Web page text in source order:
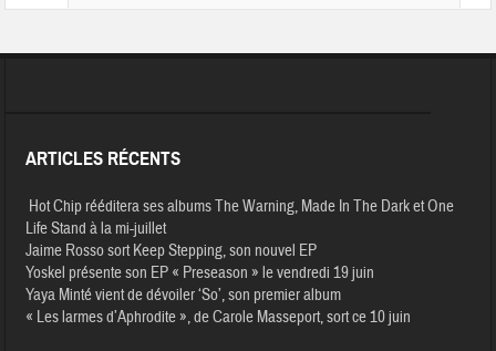
ARTICLES RÉCENTS
Hot Chip rééditera ses albums The Warning, Made In The Dark et One
Life Stand à la mi-juillet
Jaime Rosso sort Keep Stepping, son nouvel EP
Yoskel présente son EP « Preseason » le vendredi 19 juin
Yaya Minté vient de dévoiler ‘So’, son premier album
« Les larmes d’Aphrodite », de Carole Masseport, sort ce 10 juin